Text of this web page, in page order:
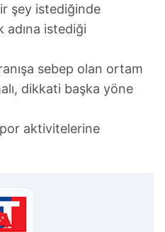
şey istediğinde
adına istediği
sebep olan ortam
dikkati başka yöne
aktivitelerine